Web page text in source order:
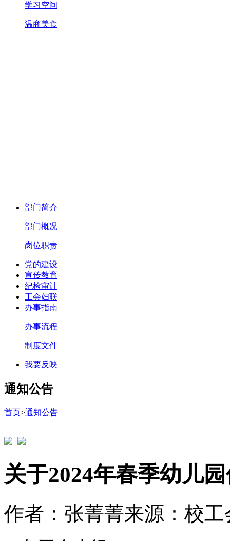
学习空间
温商美食
部门简介
部门概况
岗位职责
党的建设
宣传教育
纪检审计
工会妇联
办事指南
办事流程
制度文件
我要反映
通知公告
首页>通知公告
关于2024年春季幼儿
作者：张菁菁来源：校工